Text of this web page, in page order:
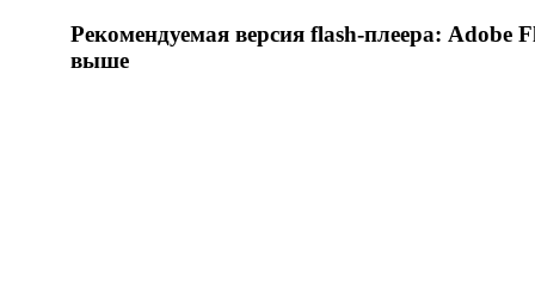
Рекомендуемая версия flash-плеера: Adobe
выше